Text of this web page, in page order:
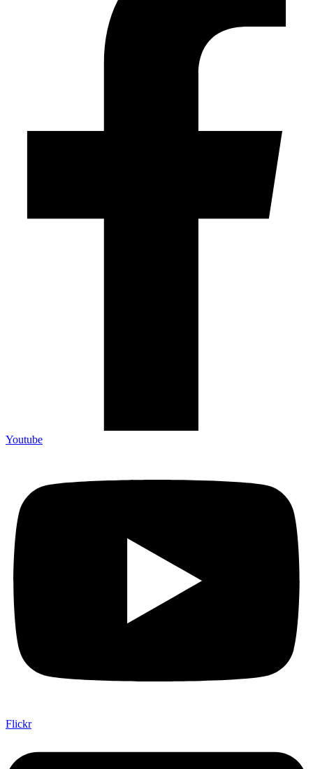
Youtube
Flickr